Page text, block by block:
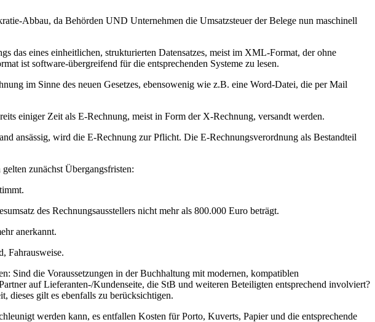
Abbau, da Behörden UND Unternehmen die Umsatzsteuer der Belege nun maschinell
das eines einheitlichen, strukturierten Datensatzes, meist im XML-Format, der ohne
ist software-übergreifend für die entsprechenden Systeme zu lesen.
im Sinne des neuen Gesetzes, ebensowenig wie z.B. eine Word-Datei, die per Mail
einiger Zeit als E-Rechnung, meist in Form der X-Rechnung, versandt werden.
ansässig, wird die E-Rechnung zur Pflicht. Die E-Rechnungsverordnung als Bestandteil
zunächst Übergangsfristen:
des Rechnungsausstellers nicht mehr als 800.000 Euro beträgt.
anerkannt.
Fahrausweise.
Sind die Voraussetzungen in der Buchhaltung mit modernen, kompatiblen
auf Lieferanten-/Kundenseite, die StB und weiteren Beteiligten entsprechend involviert?
dieses gilt es ebenfalls zu berücksichtigen.
werden kann, es entfallen Kosten für Porto, Kuverts, Papier und die entsprechende